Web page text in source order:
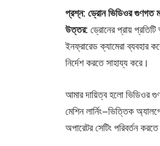
প্রশ্ন: ড্রোন ভিডিওর গুণগত
উত্তর: ড্রোনের প্রায়
ইনফ্রারেড ক্যামেরা ব্যবহার
নির্দেশ করতে সাহায্য করে।
আমার দায়িত্ব হলো ভিডিওর
মেশিন লার্নিং–ভিত্তিক
অপারেটর সেটিং পরিবর্তন